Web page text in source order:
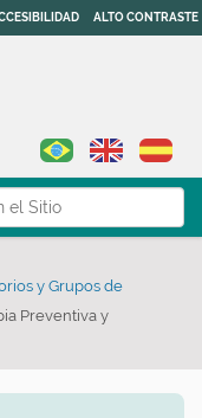
Avanzada…
ALTO CONTRASTE
y Grupos de
Preventiva y